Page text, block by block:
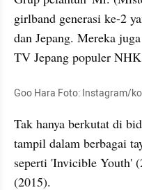
girlband generasi ke-2
dan Jepang. Mereka
TV Jepang populer
Goo Hara Foto: Instagram/
Tak hanya berkutat di
tampil dalam berbagai
seperti 'Invicible Youth'
(2015).